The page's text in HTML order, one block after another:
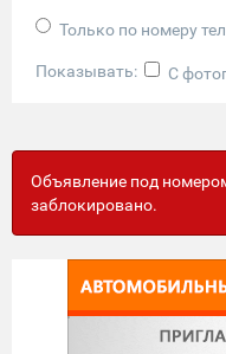
Только по номеру
Показывать: С
Объявление под
заблокировано.